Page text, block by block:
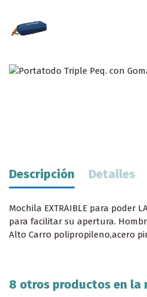
Descripción Detalles
Mochila EXTRAIBLE para
para facilitar su apertura.
Alto Carro polipropileno,acero
8 otros productos en la